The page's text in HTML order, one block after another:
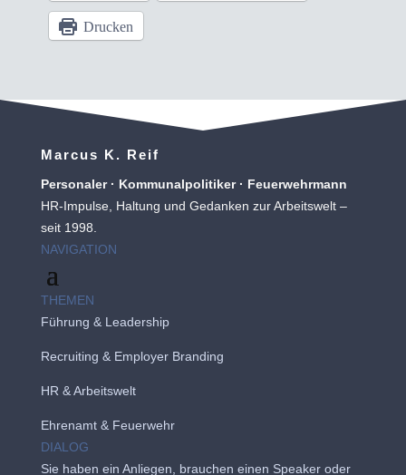
Drucken
Marcus K. Reif
Personaler · Kommunalpolitiker · Feuerwehrmann
HR-Impulse, Haltung und Gedanken zur Arbeitswelt –
seit 1998.
NAVIGATION
THEMEN
Führung & Leadership
Recruiting & Employer Branding
HR & Arbeitswelt
Ehrenamt & Feuerwehr
DIALOG
Sie haben ein Anliegen, brauchen einen Speaker oder